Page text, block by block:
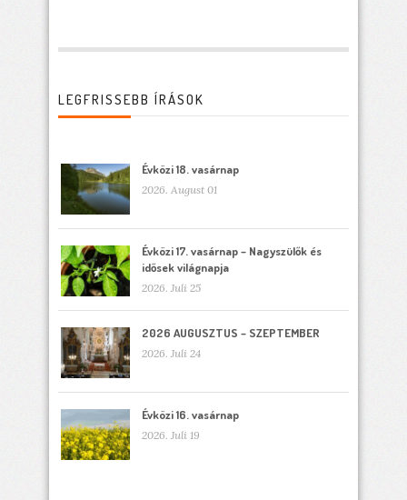
LEGFRISSEBB ÍRÁSOK
Évközi 18. vasárnap
2026. August 01
Évközi 17. vasárnap – Nagyszülők és
idősek világnapja
2026. Juli 25
2026 AUGUSZTUS – SZEPTEMBER
2026. Juli 24
Évközi 16. vasárnap
2026. Juli 19